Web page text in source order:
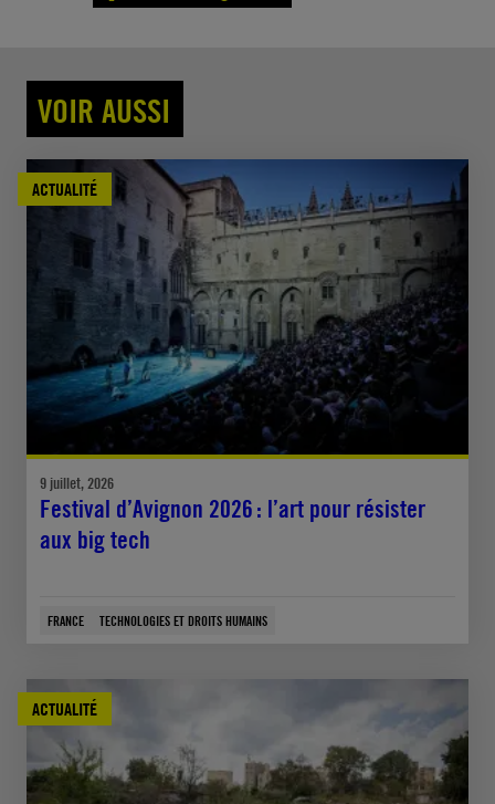
VOIR AUSSI
ACTUALITÉ
9 juillet, 2026
Festival d’Avignon 2026 : l’art pour résister
aux big tech
FRANCE TECHNOLOGIES ET DROITS HUMAINS
ACTUALITÉ